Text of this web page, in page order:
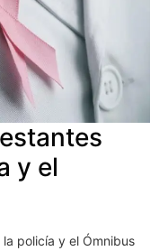
y el
policía y el Ómnibus